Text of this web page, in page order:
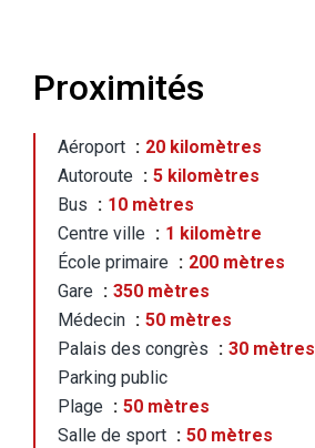
Proximités
Aéroport
20 kilomètres
Autoroute
5 kilomètres
Bus
10 mètres
Centre ville
1 kilomètre
École primaire
200 mètres
Gare
350 mètres
Médecin
50 mètres
Palais des congrès
30 mètres
Parking public
Plage
50 mètres
Salle de sport
50 mètres